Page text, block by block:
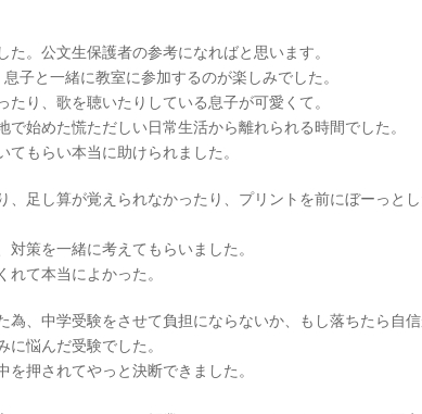
。公文生保護者の参考になればと思います。
子と一緒に教室に参加するのが楽しみでした。
り、歌を聴いたりしている息子が可愛くて。
始めた慌ただしい日常生活から離れられる時間でした。
もらい本当に助けられました。
、足し算が覚えられなかったり、プリントを前にぼーっとし
策を一緒に考えてもらいました。
て本当によかった。
為、中学受験をさせて負担にならないか、もし落ちたら自
悩んだ受験でした。
押されてやっと決断できました。